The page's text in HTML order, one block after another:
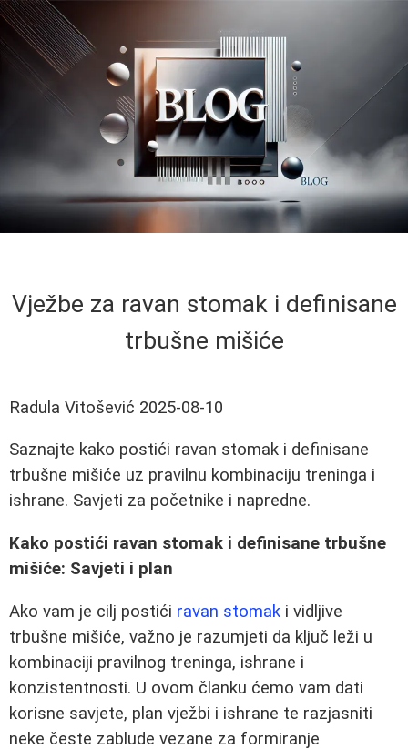
Vježbe za ravan stomak i definisane
trbušne mišiće
Radula Vitošević 2025-08-10
Saznajte kako postići ravan stomak i definisane
trbušne mišiće uz pravilnu kombinaciju treninga i
ishrane. Savjeti za početnike i napredne.
Kako postići ravan stomak i definisane trbušne
mišiće: Savjeti i plan
Ako vam je cilj postići ravan stomak i vidljive
trbušne mišiće, važno je razumjeti da ključ leži u
kombinaciji pravilnog treninga, ishrane i
konzistentnosti. U ovom članku ćemo vam dati
korisne savjete, plan vježbi i ishrane te razjasniti
neke česte zablude vezane za formiranje